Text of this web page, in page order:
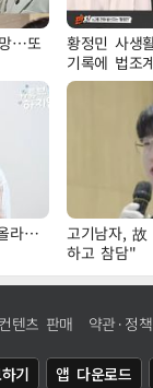
…또
황정민 사생
기록에 법조
라…
고기남자,
하고 참담"
텐츠 판매 약관·정책
기 앱 다운로드